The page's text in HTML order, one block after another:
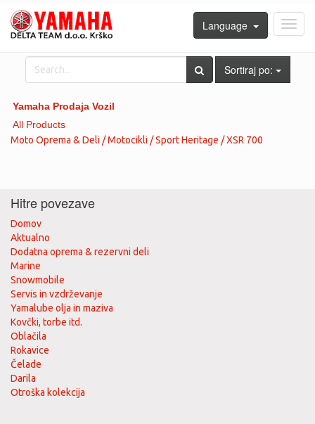
Language
Sortiraj po:
Yamaha Prodaja Vozil
All Products
Moto Oprema & Deli / Motocikli / Sport Heritage / XSR 700
Hitre povezave
Domov
Aktualno
Dodatna oprema & rezervni deli
Marine
Snowmobile
Servis in vzdrževanje
Yamalube olja in maziva
Kovčki, torbe itd.
Oblačila
Rokavice
Čelade
Darila
Otroška kolekcija